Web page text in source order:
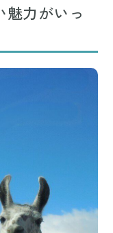
力がいっ